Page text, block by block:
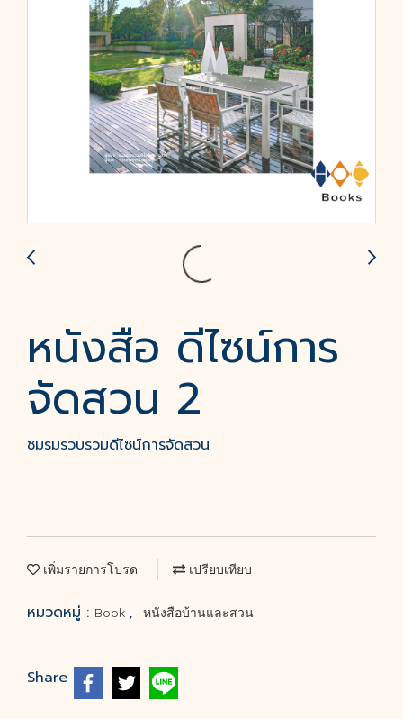
หนังสือ ดีไซน์การ
จัดสวน 2
ชมรมรวบรวมดีไซน์การจัดสวน
เพิ่มรายการโปรด เปรียบเทียบ
หมวดหมู่ : Book , หนังสือบ้านและสวน
Share